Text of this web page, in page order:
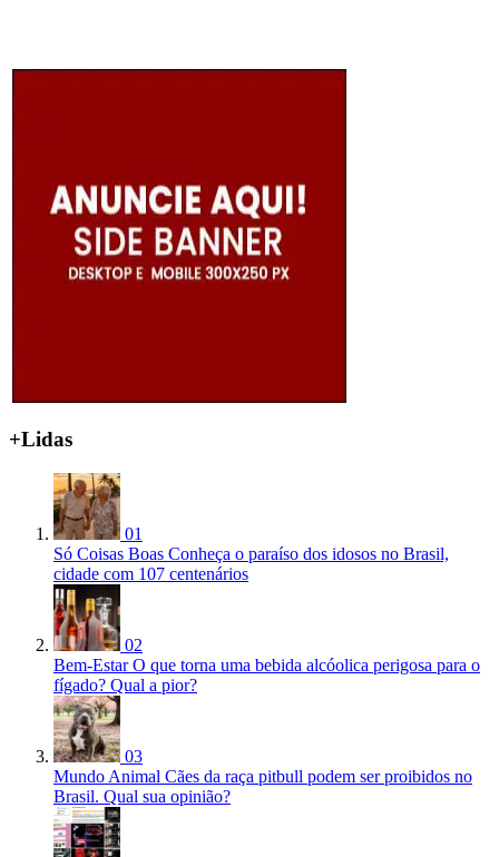
+Lidas
01
Só Coisas Boas Conheça o paraíso dos idosos no Brasil,
cidade com 107 centenários
02
Bem-Estar O que torna uma bebida alcóolica perigosa para o
fígado? Qual a pior?
03
Mundo Animal Cães da raça pitbull podem ser proibidos no
Brasil. Qual sua opinião?